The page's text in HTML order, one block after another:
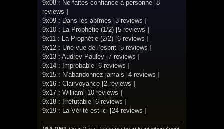
9x08 : Ne faites confiance à personne [8
reviews ]
9x09 : Dans les abîmes [3 reviews ]
9x10 : La Prophétie (1/2) [5 reviews ]
9x11 : La Prophétie (2/2) [6 reviews ]
9x12 : Une vue de l’esprit [5 reviews ]
9x13 : Audrey Pauley [7 reviews ]
9x14 : Improbable [6 reviews ]
9x15 : N’abandonnez jamais [4 reviews ]
9x16 : Clairvoyance [2 reviews ]
9x17 : William [10 reviews ]
9x18 : Irréfutable [6 reviews ]
9x19 : La Vérité est ici [24 reviews ]